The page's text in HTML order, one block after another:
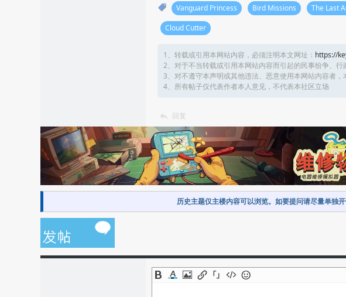
Vanguard Princess Bird Missions The Last
Cloud Cutter
1、转载或引用本网站内容，必须注明本文网址： https://
2、对于不当转载或引用本网站内容而引起的民事纷争、
3、对不遵守本声明或其他违法、恶意使用本网站内容者
4、所有帖子仅代表作者本人意见，不代表本社区立场
回复
历史主题仅主楼内容可以浏览。如要提问请尽量单独